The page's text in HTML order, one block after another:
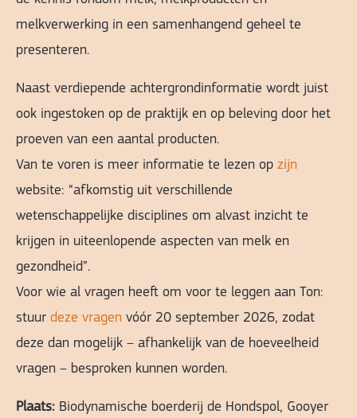
melkverwerking in een samenhangend geheel te
presenteren.
Naast verdiepende achtergrondinformatie wordt juist
ook ingestoken op de praktijk en op beleving door het
proeven van een aantal producten.
Van te voren is meer informatie te lezen op zijn
website: “afkomstig uit verschillende
wetenschappelijke disciplines om alvast inzicht te
krijgen in uiteenlopende aspecten van melk en
gezondheid”.
Voor wie al vragen heeft om voor te leggen aan Ton:
stuur deze vragen vóór 20 september 2026, zodat
deze dan mogelijk – afhankelijk van de hoeveelheid
vragen – besproken kunnen worden.
Plaats: Biodynamische boerderij de Hondspol, Gooyer